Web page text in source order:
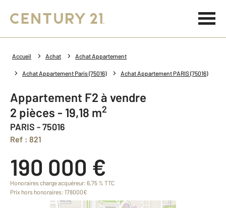
Accueil Achat Achat Appartement
Achat Appartement Paris (75016) Achat Appartement PARIS (75016)
Appartement F2 à vendre
2 pièces - 19,18 m2
PARIS - 75016
Ref : 821
190 000 €
Honoraires charge acquéreur: 6,75 % TTC
Prix hors honoraires: 178000€